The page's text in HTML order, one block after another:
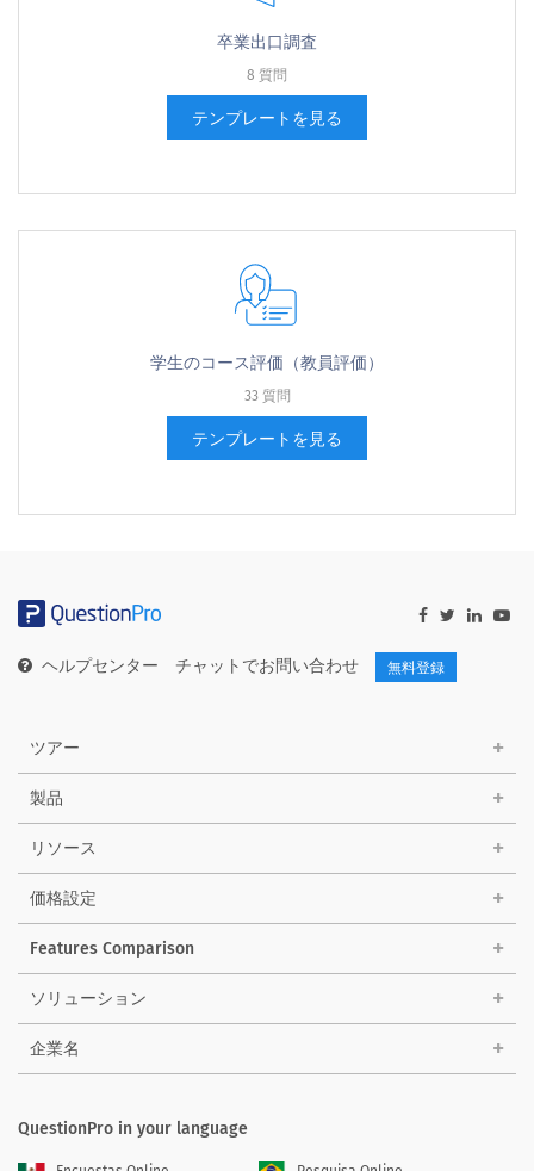
卒業出口調査
8 質問
テンプレートを見る
学生のコース評価（教員評価）
33 質問
テンプレートを見る
ヘルプセンター チャットでお問い合わせ 無料登録
ツアー
製品
リソース
価格設定
Features Comparison
ソリューション
企業名
QuestionPro in your language